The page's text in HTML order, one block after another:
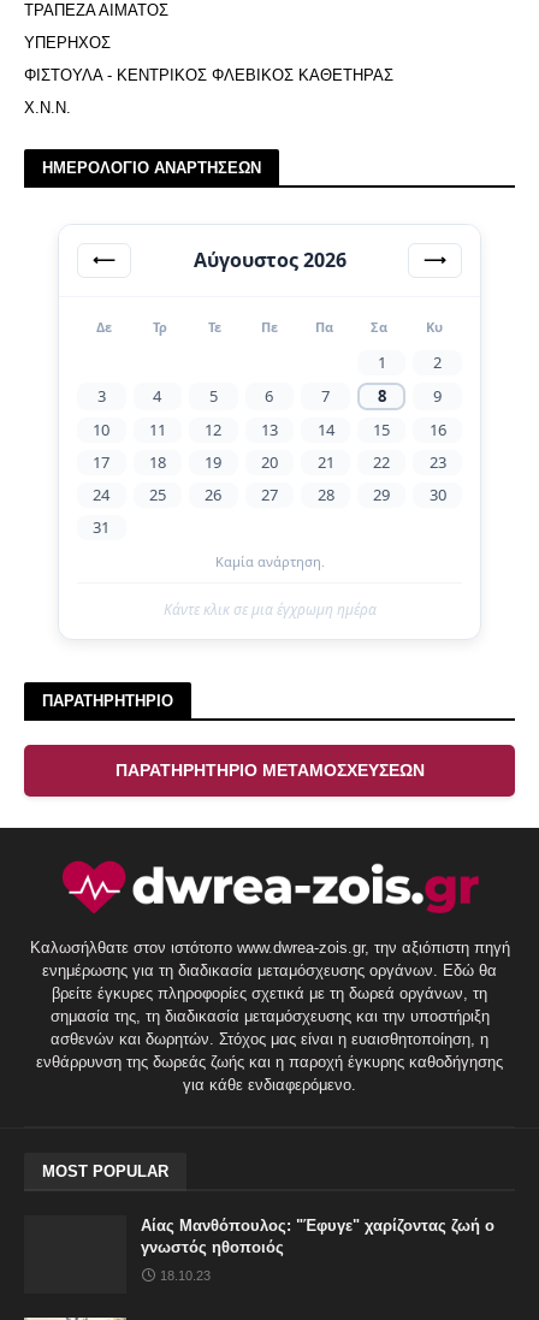
ΤΡΑΠΕΖΑ ΑΙΜΑΤΟΣ
ΥΠΕΡΗΧΟΣ
ΦΙΣΤΟΥΛΑ - ΚΕΝΤΡΙΚΟΣ ΦΛΕΒΙΚΟΣ ΚΑΘΕΤΗΡΑΣ
Χ.Ν.Ν.
ΗΜΕΡΟΛΟΓΙΟ ΑΝΑΡΤΗΣΕΩΝ
⟵ Αύγουστος 2026 ⟶
Δε Τρ Τε Πε Πα Σα Κυ
1
2
3
4 5 6 7 8
9
10
11 12 13 14 15
16
17
18 19 20 21 22
23
24
25 26 27 28 29
30
31
Καμία ανάρτηση.
Κάντε κλικ σε μια έγχρωμη ημέρα
ΠΑΡΑΤΗΡΗΤΗΡΙΟ
ΠΑΡΑΤΗΡΗΤΗΡΙΟ ΜΕΤΑΜΟΣΧΕΥΣΕΩΝ
Καλωσήλθατε στον ιστότοπο www.dwrea-zois.gr, την αξιόπιστη πηγή
ενημέρωσης για τη διαδικασία μεταμόσχευσης οργάνων. Εδώ θα
βρείτε έγκυρες πληροφορίες σχετικά με τη δωρεά οργάνων, τη
σημασία της, τη διαδικασία μεταμόσχευσης και την υποστήριξη
ασθενών και δωρητών. Στόχος μας είναι η ευαισθητοποίηση, η
ενθάρρυνση της δωρεάς ζωής και η παροχή έγκυρης καθοδήγησης
για κάθε ενδιαφερόμενο.
MOST POPULAR
Αίας Μανθόπουλος: "Έφυγε" χαρίζοντας ζωή ο
γνωστός ηθοποιός
18.10.23